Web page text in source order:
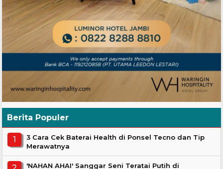
Berita Populer
3 Cara Cek Baterai Health di Ponsel Tecno dan Tip
Merawatnya
'NAHAN AHAI' Sanggar Seni Teratai Putih di